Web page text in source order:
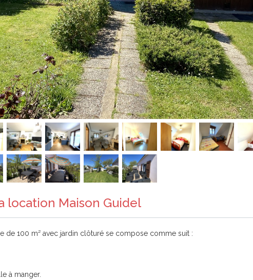
location Maison Guidel
de 100 m² avec jardin clôturé se compose comme suit :
à manger.